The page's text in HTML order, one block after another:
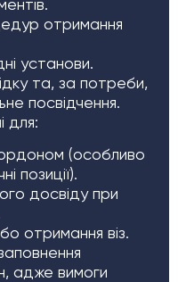
отримання
установи.
та, за потреби,
посвідчення.
для:
(особливо
позиції).
досвіду при
отримання віз.
адже вимоги